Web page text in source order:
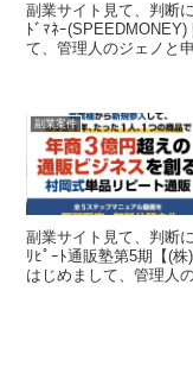
副業サイト見て、判断
ﾄﾞﾏﾈｰ
て、管理人のジェノと
副業案件
副業サイト見て、判断
ﾘﾋﾟｰﾄ通販塾第5期【(
はじめまして、管理人